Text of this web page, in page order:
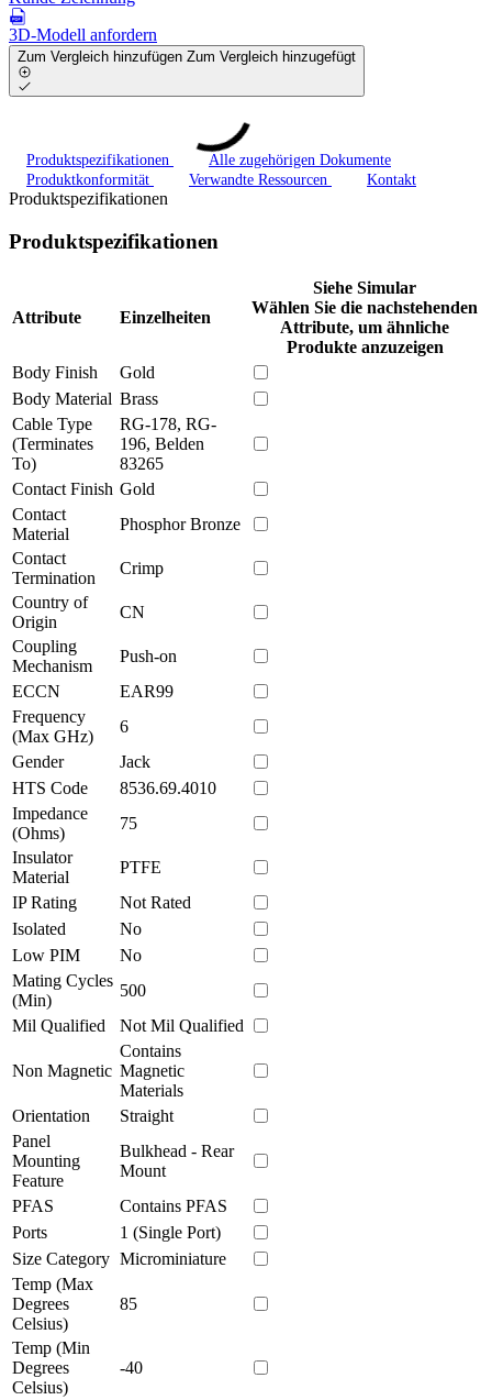
3D-Modell anfordern
Zum Vergleich hinzufügen Zum Vergleich hinzugefügt
Produktspezifikationen
Alle zugehörigen Dokumente
Produktkonformität
Verwandte Ressourcen Kontakt
Produktspezifikationen
Produktspezifikationen
Attribute Einzelheiten
Siehe Simular
Wählen Sie die nachstehenden
Attribute, um ähnliche
Produkte anzuzeigen
Body Finish
Gold
Body Material Brass
Cable Type
(Terminates
To)
RG-178, RG-
196, Belden
83265
Contact Finish Gold
Contact
Material
Phosphor Bronze
Contact
Termination
Crimp
Country of
Origin
CN
Coupling
Mechanism
Push-on
ECCN
EAR99
Frequency
(Max GHz)
6
Gender
Jack
HTS Code
8536.69.4010
Impedance
(Ohms)
75
Insulator
Material
PTFE
IP Rating
Not Rated
Isolated
No
Low PIM
No
Mating Cycles
(Min)
500
Mil Qualified
Not Mil Qualified
Non Magnetic
Contains
Magnetic
Materials
Orientation
Straight
Panel
Mounting
Feature
Bulkhead - Rear
Mount
PFAS
Contains PFAS
Ports
1 (Single Port)
Size Category Microminiature
Temp (Max
Degrees
Celsius)
85
Temp (Min
Degrees
Celsius)
-40